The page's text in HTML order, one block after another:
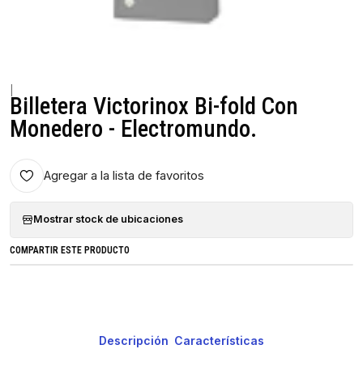
Billetera Victorinox Bi-fold Con
Monedero - Electromundo.
Agregar a la lista de favoritos
Mostrar stock de ubicaciones
COMPARTIR ESTE PRODUCTO
Descripción Características